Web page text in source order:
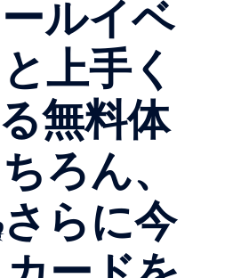
ルイベ
上手く
無料体
ろん、
らに今